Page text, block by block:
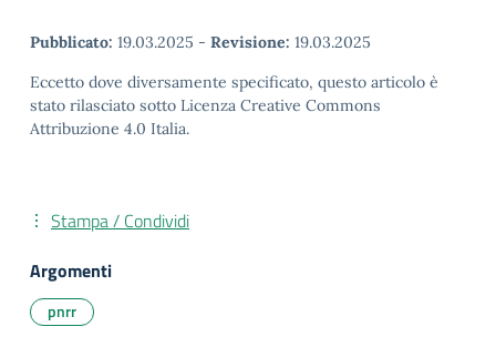
Pubblicato: 19.03.2025 - Revisione: 19.03.2025
Eccetto dove diversamente specificato, questo articolo è
stato rilasciato sotto Licenza Creative Commons
Attribuzione 4.0 Italia.
Stampa / Condividi
Argomenti
pnrr